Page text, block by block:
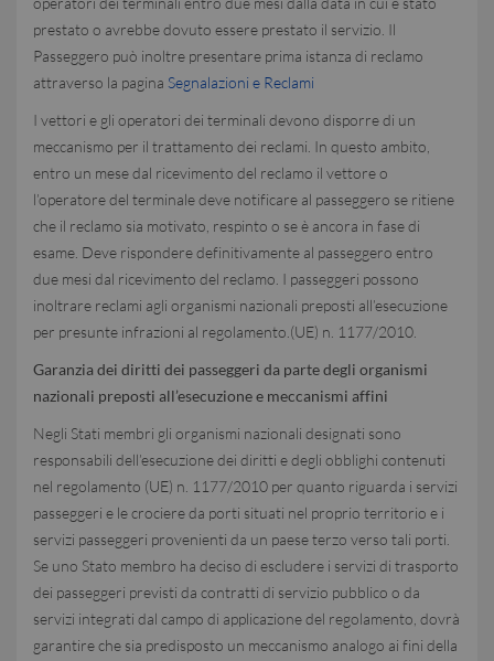
prestato o avrebbe dovuto essere prestato il servizio. Il
Passeggero può inoltre presentare prima istanza di reclamo
attraverso la pagina Segnalazioni e Reclami
I vettori e gli operatori dei terminali devono disporre di un
meccanismo per il trattamento dei reclami. In questo ambito,
entro un mese dal ricevimento del reclamo il vettore o
l’operatore del terminale deve notificare al passeggero se ritiene
che il reclamo sia motivato, respinto o se è ancora in fase di
esame. Deve rispondere definitivamente al passeggero entro
due mesi dal ricevimento del reclamo. I passeggeri possono
inoltrare reclami agli organismi nazionali preposti all’esecuzione
per presunte infrazioni al regolamento.(UE) n. 1177/2010.
Garanzia dei diritti dei passeggeri da parte degli organismi
nazionali preposti all’esecuzione e meccanismi affini
Negli Stati membri gli organismi nazionali designati sono
responsabili dell’esecuzione dei diritti e degli obblighi contenuti
nel regolamento (UE) n. 1177/2010 per quanto riguarda i servizi
passeggeri e le crociere da porti situati nel proprio territorio e i
servizi passeggeri provenienti da un paese terzo verso tali porti.
Se uno Stato membro ha deciso di escludere i servizi di trasporto
dei passeggeri previsti da contratti di servizio pubblico o da
servizi integrati dal campo di applicazione del regolamento, dovrà
garantire che sia predisposto un meccanismo analogo ai fini della